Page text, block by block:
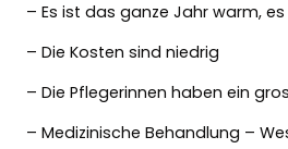
– Es ist das ganze Jahr warm,
– Die Kosten sind niedrig
– Die Pflegerinnen haben ein
– Medizinische Behandlung –